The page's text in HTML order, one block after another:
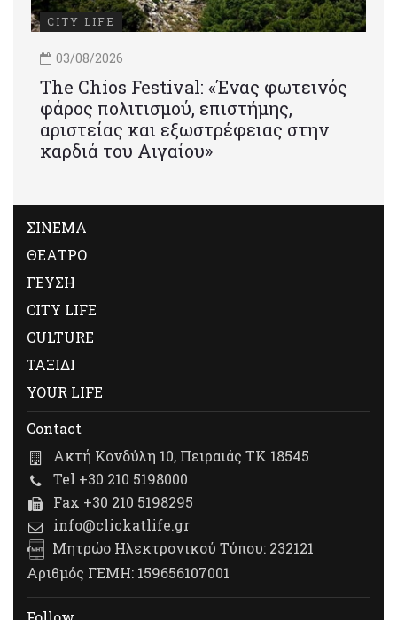
CITY LIFE
03/08/2026
Τhe Chios Festival: «Ένας φωτεινός
φάρος πολιτισμού, επιστήμης,
αριστείας και εξωστρέφειας στην
καρδιά του Αιγαίου»
ΣΙΝΕΜΑ
ΘΕΑΤΡΟ
ΓΕΥΣΗ
CITY LIFE
CULTURE
ΤΑΞΙΔΙ
YOUR LIFE
Contact
Ακτή Κονδύλη 10, Πειραιάς ΤΚ 18545
Tel +30 210 5198000
Fax +30 210 5198295
info@clickatlife.gr
Μητρώο Ηλεκτρονικού Τύπου: 232121
Αριθμός ΓΕΜΗ: 159656107001